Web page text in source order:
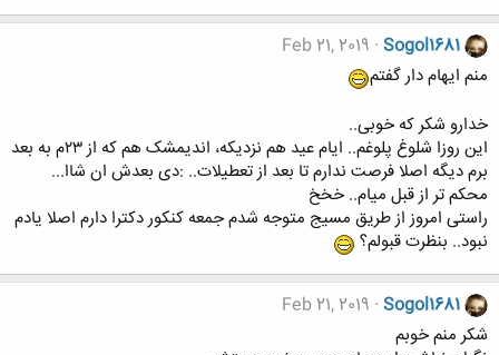
Sogol1681
Feb 21, 2019
منم ایهام دار گفتم
خدارو شکر که خوبی..
این روزا شلوغ پلوغم.. ایام عید هم نزدیکه، اندیمشک هم که از ۲۳م به بعد
برم دیگه اصلا فرصت ندارم تا بعد از تعطیلات.. :دی بعدش ان شاا...
محکم تر از قبل میام.. خخخ
راستی امروز از طریق مسیج متوجه شدم جمعه کنکور دکترا دارم اصلا یادم
نبود.. بنظرت قبولم؟
Sogol1681
Feb 21, 2019
شکر منم خوبم